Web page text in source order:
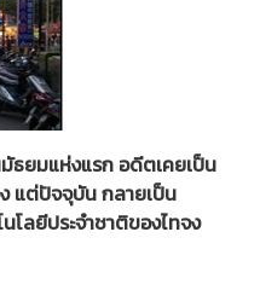
ธยมแห่งแรก อดีตเคยเป็น
แต่ปัจจุบัน กลายเป็น
โลยีประจำชาติของไทจง